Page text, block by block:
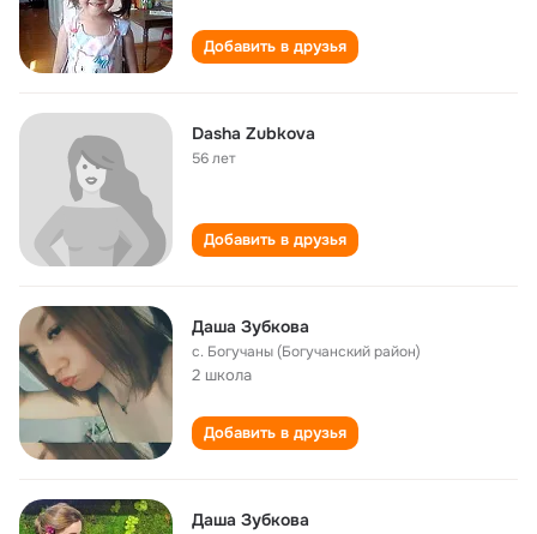
Добавить в друзья
Dasha Zubkova
56 лет
Добавить в друзья
Даша Зубкова
с. Богучаны (Богучанский район)
2 школа
Добавить в друзья
Даша Зубкова